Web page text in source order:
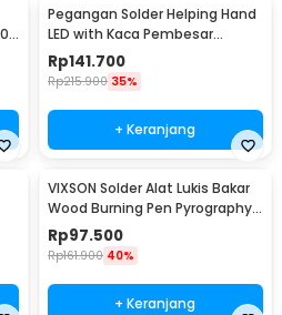
Pegangan Solder Helping Hand
LED with Kaca Pembesar
Magnifier 3X/4.5X - TH-7023
Rp141.700
Rp215.900 35%
+ Keranjang
VIXSON Solder Alat Lukis Bakar
Wood Burning Pen Pyrography
60W 36 Set - CS-31 D
Rp97.500
Rp161.900 40%
+ Keranjang